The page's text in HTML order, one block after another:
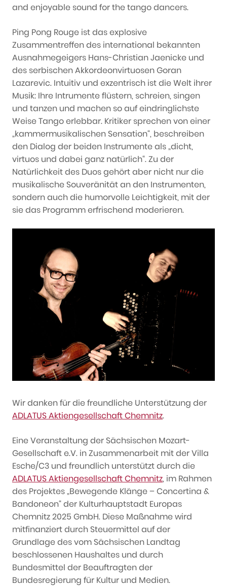
and enjoyable sound for the tango dancers.
Ping Pong Rouge ist das explosive
Zusammentreffen des international bekannten
Ausnahmegeigers Hans-Christian Jaenicke und
des serbischen Akkordeonvirtuosen Goran
Lazarevic. Intuitiv und exzentrisch ist die Welt ihrer
Musik: Ihre Intrumente flüstern, schreien, singen
und tanzen und machen so auf eindringlichste
Weise Tango erlebbar. Kritiker sprechen von einer
„kammermusikalischen Sensation“, beschreiben
den Dialog der beiden Instrumente als „dicht,
virtuos und dabei ganz natürlich“. Zu der
Natürlichkeit des Duos gehört aber nicht nur die
musikalische Souveränität an den Instrumenten,
sondern auch die humorvolle Leichtigkeit, mit der
sie das Programm erfrischend moderieren.
Wir danken für die freundliche Unterstützung der
ADLATUS Aktiengesellschaft Chemnitz.
Eine Veranstaltung der Sächsischen Mozart-
Gesellschaft e.V. in Zusammenarbeit mit der Villa
Esche/C3 und freundlich unterstützt durch die
ADLATUS Aktiengesellschaft Chemnitz, im Rahmen
des Projektes „Bewegende Klänge – Concertina &
Bandoneon“ der Kulturhauptstadt Europas
Chemnitz 2025 GmbH. Diese Maßnahme wird
mitfinanziert durch Steuermittel auf der
Grundlage des vom Sächsischen Landtag
beschlossenen Haushaltes und durch
Bundesmittel der Beauftragten der
Bundesregierung für Kultur und Medien.